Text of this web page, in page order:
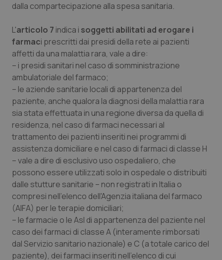
dalla compartecipazione alla spesa sanitaria.
L'articolo 7 indica i soggetti abilitati ad erogare i
farmaci prescritti dai presidi della rete ai pazienti
affetti da una malattia rara, vale a dire:
– i presidi sanitari nel caso di somministrazione
ambulatoriale del farmaco;
– le aziende sanitarie locali di appartenenza del
paziente, anche qualora la diagnosi della malattia rara
sia stata effettuata in una regione diversa da quella di
residenza, nel caso di farmaci necessari al
trattamento dei pazienti inseriti nei programmi di
assistenza domiciliare e nel caso di farmaci di classe H
– vale a dire di esclusivo uso ospedaliero, che
possono essere utilizzati solo in ospedale o distribuiti
dalle stutture sanitarie – non registrati in Italia o
compresi nell'elenco dell'Agenzia italiana del farmaco
(AIFA) per le terapie domiciliari;
– le farmacie o le Asl di appartenenza del paziente nel
caso dei farmaci di classe A (interamente rimborsati
dal Servizio sanitario nazionale) e C (a totale carico del
paziente), dei farmaci inseriti nell'elenco di cui